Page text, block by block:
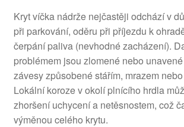
Kryt víčka nádrže nejčastěji odchází v
při parkování, oděru při příjezdu k
čerpání paliva (nevhodné zacházení).
problémem jsou zlomené nebo
závesy způsobené stářím, mrazem
Lokální koroze v okolí plnícího hrdla
zhoršení uchycení a netěsnostem, což
výměnou celého krytu.